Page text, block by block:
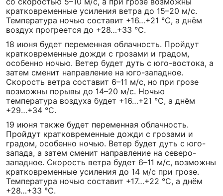
кратковременные усиления ветра до 15–20 м/с.
Температура ночью составит +16…+21 °C, а днём
воздух прогреется до +28…+33 °C.
18 июня будет переменная облачность. Пройдут
кратковременные дожди с грозами и градом,
особенно ночью. Ветер будет дуть с юго-востока, а
затем сменит направление на юго-западное.
Скорость ветра составит 6–11 м/с, но при грозе
возможны порывы до 14–20 м/с. Ночью
температура воздуха будет +16…+21 °C, а днём
+29…+34 °C.
19 июня также будет переменная облачность.
Пройдут кратковременные дожди с грозами и
градом, особенно ночью. Ветер будет дуть с юго-
запада, а затем сменит направление на северо-
западное. Скорость ветра будет 6–11 м/с, возможны
кратковременные усиления до 14 м/с при грозе.
Температура ночью составит +17…+22 °C, а днём
+28…+33 °C.